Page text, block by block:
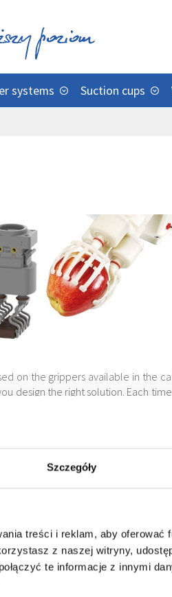
Szczegóły
treści i reklam, aby oferować
z naszej witryny,
te informacje z innymi
systems Suction cups
on the grippers available in the
design the right solution. Each